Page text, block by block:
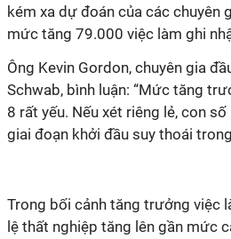
kém xa dự đoán của các chuyên
mức tăng 79.000 việc làm ghi
Ông Kevin Gordon, chuyên gia
Schwab, bình luận: “Mức tăng
8 rất yếu. Nếu xét riêng lẻ, con
giai đoạn khởi đầu suy thoái
Trong bối cảnh tăng trưởng việc
lệ thất nghiệp tăng lên gần mức